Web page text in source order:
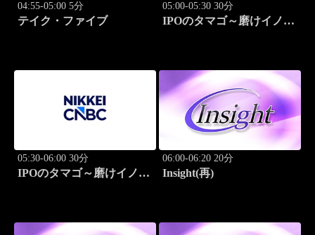
04:55-05:00 5分
テイク・ファイブ
05:00-05:30 30分
IPOのタマゴ～磨けイノベ
05:30-06:00 30分
IPOのタマゴ～磨けイノベ
06:00-06:20 20分
Insight(再)